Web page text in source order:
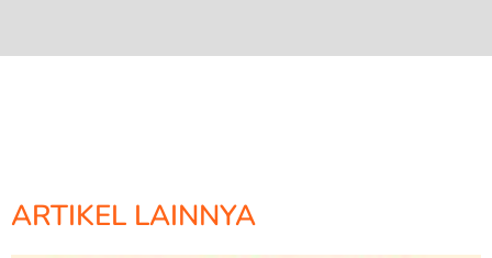
ARTIKEL LAINNYA